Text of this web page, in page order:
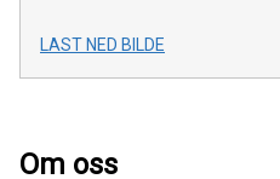
LAST NED BILDE
Om oss